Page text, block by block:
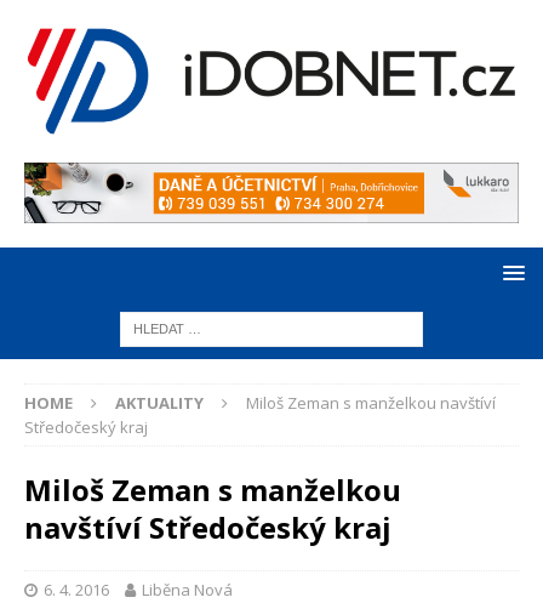
HOME AKTUALITY
Miloš Zeman s manželkou navštíví
Středočeský kraj
Miloš Zeman s manželkou
navštíví Středočeský kraj
6. 4. 2016 Liběna Nová